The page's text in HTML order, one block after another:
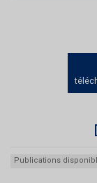
Publications